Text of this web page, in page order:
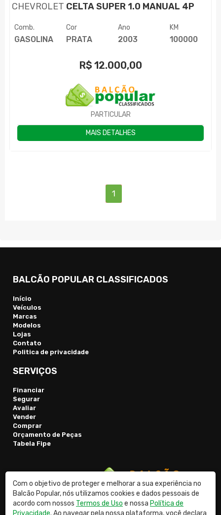
CHEVROLET CELTA SUPER 1.0 MANUAL 4P
Comb.
GASOLINA
Cor
PRATA
Ano
2003
KM
100000
R$ 12.000,00
PARTICULAR
MAIS DETALHES
1(current)
BALCÃO POPULAR CLASSIFICADOS
Início
Veículos
Marcas
Modelos
Lojas
Contato
Politica de privacidade
SERVIÇOS
Financiar
Segurar
Avaliar
Vender
Comprar
Orçamento de Peças
Tabela Fipe
Com o objetivo de proteger e melhorar a sua experiência no
Balcão Popular, nós utilizamos cookies e dados pessoais de
acordo com nossos Termos de Uso e nossa Política de
Privacidade. Ao navegar pela nossa plataforma, você declara